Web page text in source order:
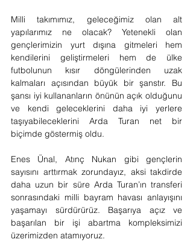
Milli takımımız, geleceğimiz olan alt
yapılarımız ne olacak? Yetenekli olan
gençlerimizin yurt dışına gitmeleri hem
kendilerini geliştirmeleri hem de ülke
futbolunun kısır döngülerinden uzak
kalmaları açısından büyük bir şanstır. Bu
şansı iyi kullananların önünün açık olduğunu
ve kendi geleceklerini daha iyi yerlere
taşıyabileceklerini Arda Turan net bir
biçimde göstermiş oldu.
Enes Ünal, Atınç Nukan gibi gençlerin
sayısını arttırmak zorundayız, aksi takdirde
daha uzun bir süre Arda Turan’ın transferi
sonrasındaki milli bayram havası anlayışını
yaşamayı sürdürürüz. Başarıya açız ve
başarılan bir işi abartma kompleksimizi
üzerimizden atamıyoruz.